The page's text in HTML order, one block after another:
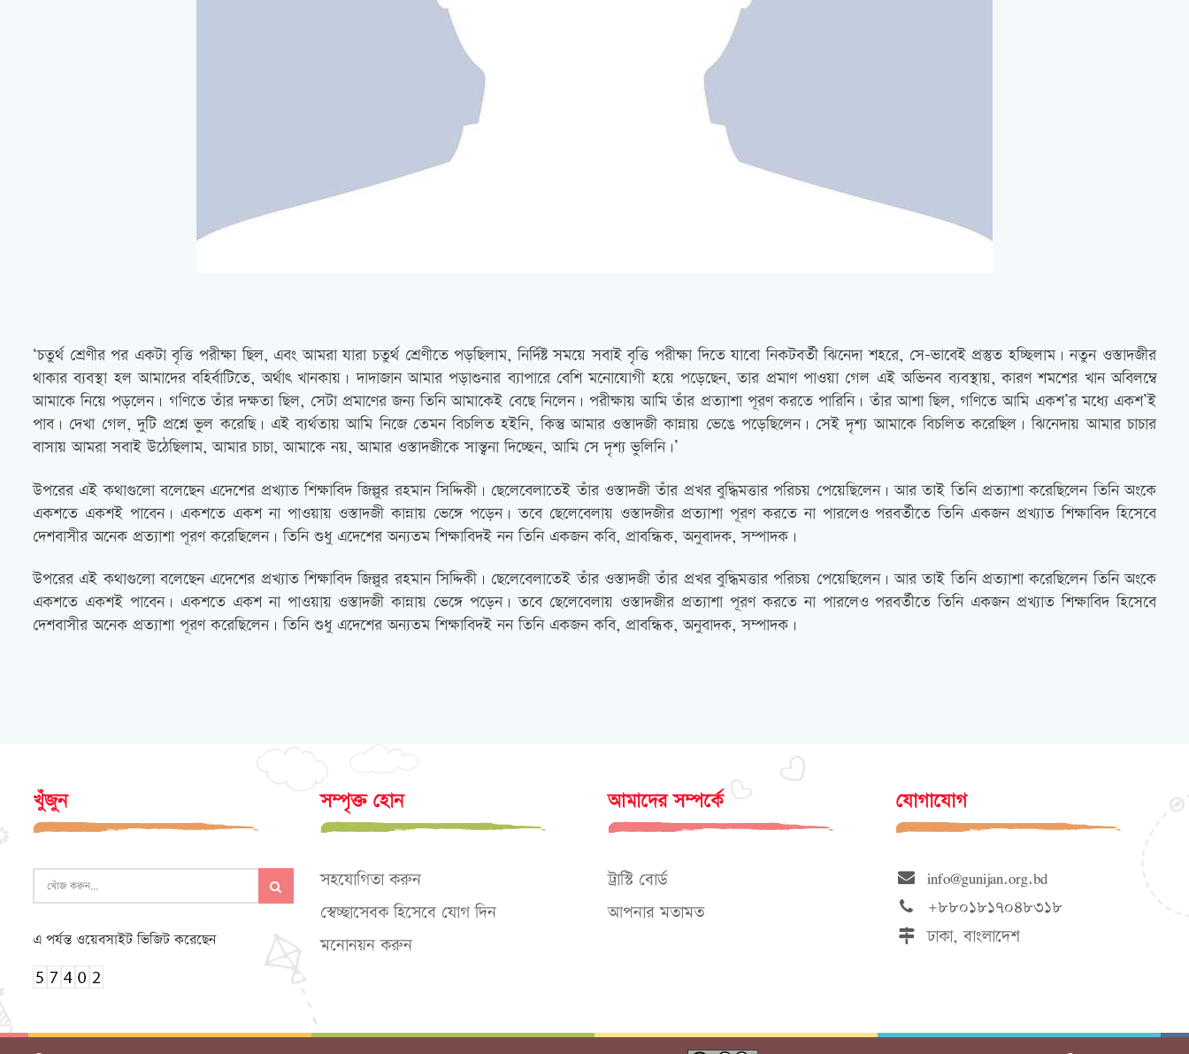
‘চতুর্থ শ্রেণীর পর একটা বৃত্তি পরীক্ষা ছিল, এবং আমরা যারা চতুর্থ শ্রেণীতে পড়ছিলাম, নির্দিষ্ট সময়ে সবাই বৃত্তি পরীক্ষা দিতে যাবো নিকটবর্তী ঝিনেদা শহরে, সে-ভাবেই প্রস্তুত হচ্ছিলাম। নতুন ওস্তাদজীর
থাকার ব্যবস্থা হল আমাদের বহির্বাটিতে, অর্থাৎ খানকায়। দাদাজান আমার পড়াশুনার ব্যাপারে বেশি মনোযোগী হয়ে পড়েছেন, তার প্রমাণ পাওয়া গেল এই অভিনব ব্যবস্থায়, কারণ শমশের খান অবিলম্বে
আমাকে নিয়ে পড়লেন। গণিতে তাঁর দক্ষতা ছিল, সেটা প্রমাণের জন্য তিনি আমাকেই বেছে নিলেন। পরীক্ষায় আমি তাঁর প্রত্যাশা পূরণ করতে পারিনি। তাঁর আশা ছিল, গণিতে আমি একশ’র মধ্যে একশ’ই
পাব। দেখা গেল, দুটি প্রশ্নে ভুল করেছি। এই ব্যর্থতায় আমি নিজে তেমন বিচলিত হইনি, কিন্তু আমার ওস্তাদজী কান্নায় ভেঙে পড়েছিলেন। সেই দৃশ্য আমাকে বিচলিত করেছিল। ঝিনেদায় আমার চাচার
বাসায় আমরা সবাই উঠেছিলাম, আমার চাচা, আমাকে নয়, আমার ওস্তাদজীকে সান্ত্বনা দিচ্ছেন, আমি সে দৃশ্য ভুলিনি।’
উপরের এই কথাগুলো বলেছেন এদেশের প্রখ্যাত শিক্ষাবিদ জিল্লুর রহমান সিদ্দিকী। ছেলেবেলাতেই তাঁর ওস্তাদজী তাঁর প্রখর বুদ্ধিমত্তার পরিচয় পেয়েছিলেন। আর তাই তিনি প্রত্যাশা করেছিলেন তিনি অংকে
একশতে একশই পাবেন। একশতে একশ না পাওয়ায় ওস্তাদজী কান্নায় ভেঙ্গে পড়েন। তবে ছেলেবেলায় ওস্তাদজীর প্রত্যাশা পূরণ করতে না পারলেও পরবর্তীতে তিনি একজন প্রখ্যাত শিক্ষাবিদ হিসেবে
দেশবাসীর অনেক প্রত্যাশা পূরণ করেছিলেন। তিনি শুধু এদেশের অন্যতম শিক্ষাবিদই নন তিনি একজন কবি, প্রাবন্ধিক, অনুবাদক, সম্পাদক।
উপরের এই কথাগুলো বলেছেন এদেশের প্রখ্যাত শিক্ষাবিদ জিল্লুর রহমান সিদ্দিকী। ছেলেবেলাতেই তাঁর ওস্তাদজী তাঁর প্রখর বুদ্ধিমত্তার পরিচয় পেয়েছিলেন। আর তাই তিনি প্রত্যাশা করেছিলেন তিনি অংকে
একশতে একশই পাবেন। একশতে একশ না পাওয়ায় ওস্তাদজী কান্নায় ভেঙ্গে পড়েন। তবে ছেলেবেলায় ওস্তাদজীর প্রত্যাশা পূরণ করতে না পারলেও পরবর্তীতে তিনি একজন প্রখ্যাত শিক্ষাবিদ হিসেবে
দেশবাসীর অনেক প্রত্যাশা পূরণ করেছিলেন। তিনি শুধু এদেশের অন্যতম শিক্ষাবিদই নন তিনি একজন কবি, প্রাবন্ধিক, অনুবাদক, সম্পাদক।
খুঁজুন
এ পর্যন্ত ওয়েবসাইট ভিজিট করেছেন
সম্পৃক্ত হোন
সহযোগিতা করুন
স্বেচ্ছাসেবক হিসেবে যোগ দিন
মনোনয়ন করুন
আমাদের সম্পর্কে
ট্রাস্টি বোর্ড
আপনার মতামত
যোগাযোগ
info@gunijan.org.bd
+৮৮০১৮১৭০৪৮৩১৮
ঢাকা, বাংলাদেশ